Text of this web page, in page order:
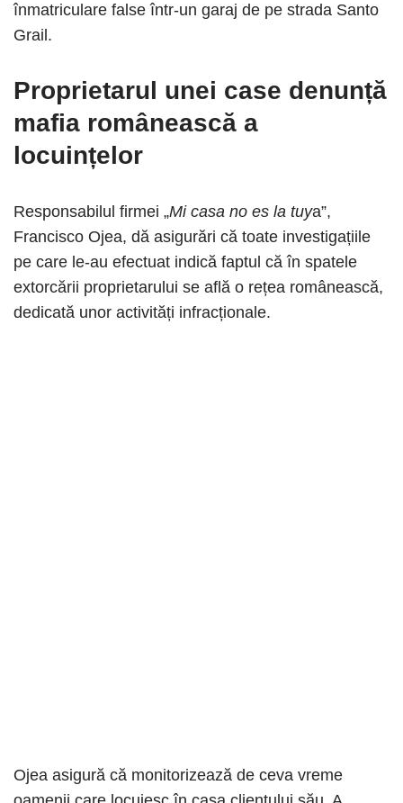
înmatriculare false într-un garaj de pe strada Santo
Grail.
Proprietarul unei case denunță
mafia românească a
locuințelor
Responsabilul firmei „Mi casa no es la tuya”,
Francisco Ojea, dă asigurări că toate investigațiile
pe care le-au efectuat indică faptul că în spatele
extorcării proprietarului se află o rețea românească,
dedicată unor activități infracționale.
Ojea asigură că monitorizează de ceva vreme